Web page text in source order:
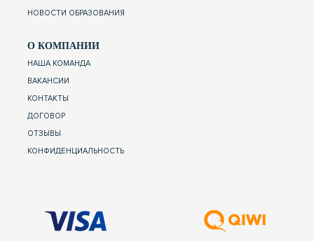
НОВОСТИ ОБРАЗОВАНИЯ
О КОМПАНИИ
НАША КОМАНДА
ВАКАНСИИ
КОНТАКТЫ
ДОГОВОР
ОТЗЫВЫ
КОНФИДЕНЦИАЛЬНОСТЬ